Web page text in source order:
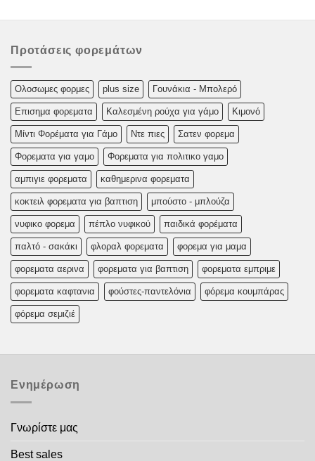
Προτάσεις φορεμάτων
Oλoσωμες φoρμες plus size Γουνάκια - Μπολερό
Επισημα φορεματα Καλεσμένη ρούχα για γάμο Κιμονό
Μίντι Φορέματα για Γάμο Ντε πιες Σατεν φορεμα
Φορεματα για γαμο Φορεματα για πολιτικο γαμο
αμπιγιε φορεματα καθημερινα φορεματα
κοκτειλ φορεματα για βαπτιση μπούστο - μπλούζα
νυφικο φορεμα πέπλο νυφικού παιδικά φορέματα
παλτό - σακάκι φλοραλ φορεματα φορεμα για μαμα
φορεματα αερινα φορεματα για βαπτιση φορεματα εμπριμε
φορεματα καφτανια φούστες-παντελόνια φόρεμα κουμπάρας
φόρεμα σεμιζιέ
Ενημέρωση
Γνωρίστε μας
Best sales